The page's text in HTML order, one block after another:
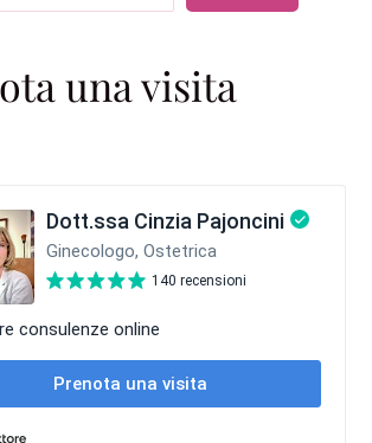
una visita